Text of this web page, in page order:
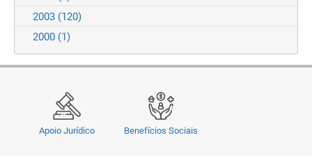
2003 (120)
2000 (1)
Apoio Jurídico Benefícios Sociais